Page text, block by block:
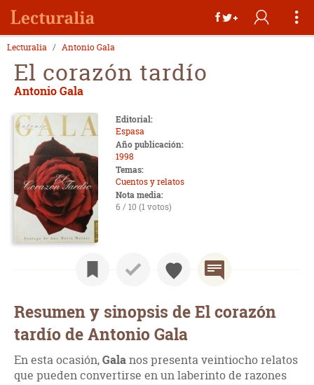
Lecturalia Antonio Gala
El corazón tardío
Antonio Gala
Editorial:
Espasa
Año publicación:
1998
Temas:
Cuentos y relatos
Nota media:
6 / 10 (1 votos)
Resumen y sinopsis de El corazón
tardío de Antonio Gala
En esta ocasión,Galanos presenta veintiocho relatos
que pueden convertirse en un laberinto de razones